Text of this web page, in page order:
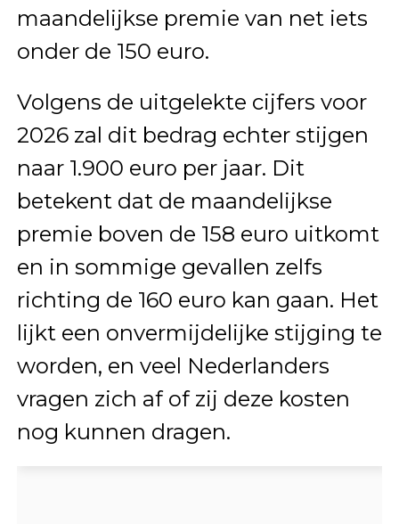
maandelijkse premie van net iets
onder de 150 euro.
Volgens de uitgelekte cijfers voor
2026 zal dit bedrag echter stijgen
naar 1.900 euro per jaar. Dit
betekent dat de maandelijkse
premie boven de 158 euro uitkomt
en in sommige gevallen zelfs
richting de 160 euro kan gaan. Het
lijkt een onvermijdelijke stijging te
worden, en veel Nederlanders
vragen zich af of zij deze kosten
nog kunnen dragen.